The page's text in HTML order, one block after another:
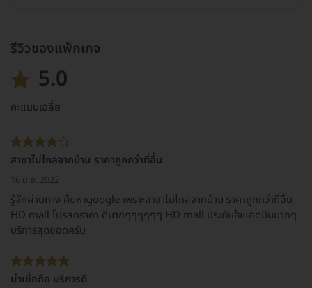
รีวิวของแพ็กเกจ
5.0
คะแนนเฉลี่ย
สาขาไม่ไกลจากบ้าน ราคาถูกกว่าที่อื่น
16 มิ.ย. 2022
รู้จักผ่านทาง ค้นหาgoogle เพราะสาขาไม่ไกลจากบ้าน ราคาถูกกว่าที่อื่น
HD mall โปรลดราคา ดีมากๆๆๆๆๆๆ HD mall ประทับใจแอดมินมากๆ
บริการสุดยอดครับ
น่าเชื่อถือ บริการดี